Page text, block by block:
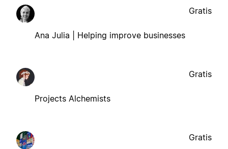
Ana Julia | Helping improve businesses
Gratis
Projects Alchemists
Gratis
Gratis